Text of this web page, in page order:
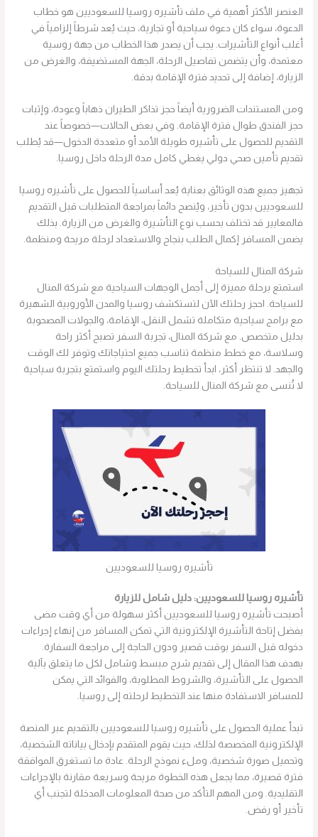
العنصر الأكثر أهمية في ملف تأشيره روسيا للسعوديين هو خطاب
الدعوة، سواء كان دعوة سياحية أو تجارية، حيث يُعد شرطاً إلزامياً في
أغلب أنواع التأشيرات. يجب أن يصدر هذا الخطاب من جهة روسية
معتمدة، وأن يتضمن تفاصيل الرحلة، الجهة المستضيفة، والغرض من
الزيارة، إضافة إلى تحديد فترة الإقامة بدقة.
ومن المستندات الضرورية أيضاً حجز تذاكر الطيران ذهاباً وعودة، وإثبات
حجز الفندق طوال فترة الإقامة. وفي بعض الحالات—خصوصاً عند
التقديم للحصول على تأشيره طويلة الأمد أو متعددة الدخول—قد يُطلب
تقديم تأمين صحي دولي يغطي كامل مدة الرحلة داخل روسيا.
تجهيز جميع هذه الوثائق بعناية يُعد أساسياً للحصول على تأشيره روسيا
للسعوديين بدون تأخير، ويُنصح دائماً بمراجعة المتطلبات قبل التقديم
فالمعايير قد تختلف بحسب نوع التأشيرة والغرض من الزيارة. بذلك
يضمن المسافر إكمال الطلب بنجاح والاستعداد لرحلة مريحة ومنظمة.
شركة المنال للسياحة
استمتع برحلة مميزة إلى أجمل الوجهات السياحية مع شركة المنال
للسياحة. احجز رحلتك الآن لتستكشف روسيا والمدن الأوروبية الشهيرة
مع برامج سياحية متكاملة تشمل النقل، الإقامة، والجولات المصحوبة
بدليل متخصص. مع شركة المنال، تجربة السفر تصبح أكثر راحة
وسلاسة، مع خطط منظمة تناسب جميع احتياجاتك وتوفر لك الوقت
والجهد. لا تنتظر أكثر، ابدأ تخطيط رحلتك اليوم واستمتع بتجربة سياحية
لا تُنسى مع شركة المنال للسياحة.
تأشيره روسيا للسعوديين
تأشيره روسيا للسعوديين: دليل شامل للزيارة
أصبحت تأشيره روسيا للسعوديين أكثر سهولة من أي وقت مضى
بفضل إتاحة التأشيرة الإلكترونية التي تمكن المسافر من إنهاء إجراءات
دخوله قبل السفر بوقت قصير ودون الحاجة إلى مراجعة السفارة.
يهدف هذا المقال إلى تقديم شرح مبسط وشامل لكل ما يتعلق بآلية
الحصول على التأشيرة، والشروط المطلوبة، والفوائد التي يمكن
للمسافر الاستفادة منها عند التخطيط لرحلته إلى روسيا.
تبدأ عملية الحصول على تأشيره روسيا للسعوديين بالتقديم عبر المنصة
الإلكترونية المخصصة لذلك، حيث يقوم المتقدم بإدخال بياناته الشخصية،
وتحميل صورة شخصية، وملء نموذج الرحلة. عادة ما تستغرق الموافقة
فترة قصيرة، مما يجعل هذه الخطوة مريحة وسريعة مقارنة بالإجراءات
التقليدية. ومن المهم التأكد من صحة المعلومات المدخلة لتجنب أي
تأخير أو رفض.